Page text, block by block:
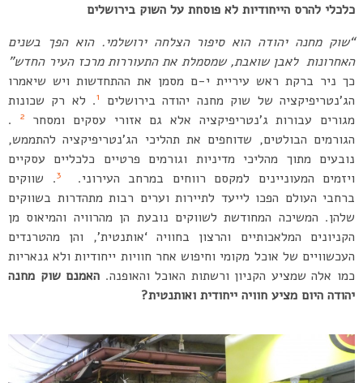
כלכלי להרס הייחודיות לא פוסחת על השוק בירושלים
“שוק מחנה יהודה הוא סיפור הצלחה ירושלמי. הוא הפך בשנים
האחרונות לאבן שואבת, שמסמלת את התעוררות מרכז העיר החדש”
כך ניר ברקת ראש עיריית י-ם מסמן את ההתחדשות ויש שיאמרו
הג’נטריפיקציה של שוק מחנה יהודה בירושלים
1. לא רק שכונות
מגורים עבורות ג’נטריפיקציה אלא גם אזורי עסקים ומסחר
2
.
הגורמים הבולטים, שדוחפים את תהליכי הג’נטריפיקציה להתממש,
נובעים מתוך מהליכי מדיניות וגורמים פרטיים כלכליים עסקיים
ויזמים המעוניינים למקסם רווחים במרחב העירוני.3. שווקים
ברחבי העולם הפכו לייעד לתיירות וערים רבות מתהדרות בשווקים
שלהן. המשיכה המחודשת לשווקים נובעת הן מהרוויה והמיאוס מן
הקניונים המלאכותיים והרצון בחוויה ‘אותנטית’, והן מהטרנדים
העכשוויים של אוכל מקומי וחיפוש אחר חוויות ייחודיות ולא גנאריות
כמו אלה שמציע הקניון ורשתות האוכל והאופנה. האמנם שוק מחנה
יהודה היום מציע חוויה ייחודית ואותנטית?